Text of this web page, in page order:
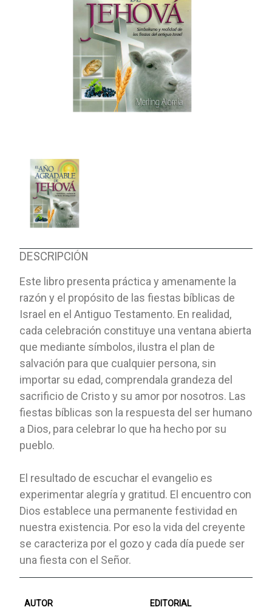
DESCRIPCIÓN
Este libro presenta práctica y amenamente la
razón y el propósito de las fiestas bíblicas de
Israel en el Antiguo Testamento. En realidad,
cada celebración constituye una ventana abierta
que mediante símbolos, ilustra el plan de
salvación para que cualquier persona, sin
importar su edad, comprendala grandeza del
sacrificio de Cristo y su amor por nosotros. Las
fiestas bíblicas son la respuesta del ser humano
a Dios, para celebrar lo que ha hecho por su
pueblo.
El resultado de escuchar el evangelio es
experimentar alegría y gratitud. El encuentro con
Dios establece una permanente festividad en
nuestra existencia. Por eso la vida del creyente
se caracteriza por el gozo y cada día puede ser
una fiesta con el Señor.
AUTOR EDITORIAL